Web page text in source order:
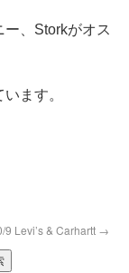
、Storkがオス
ます。
9 Levi’s & Carhartt →